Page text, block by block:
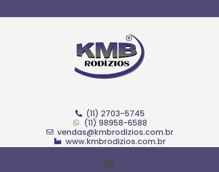
para
(11) 2703-5745
(11) 98958-6588
vendas@kmbrodizios.com.br
www.kmbrodizios.com.br
Menu